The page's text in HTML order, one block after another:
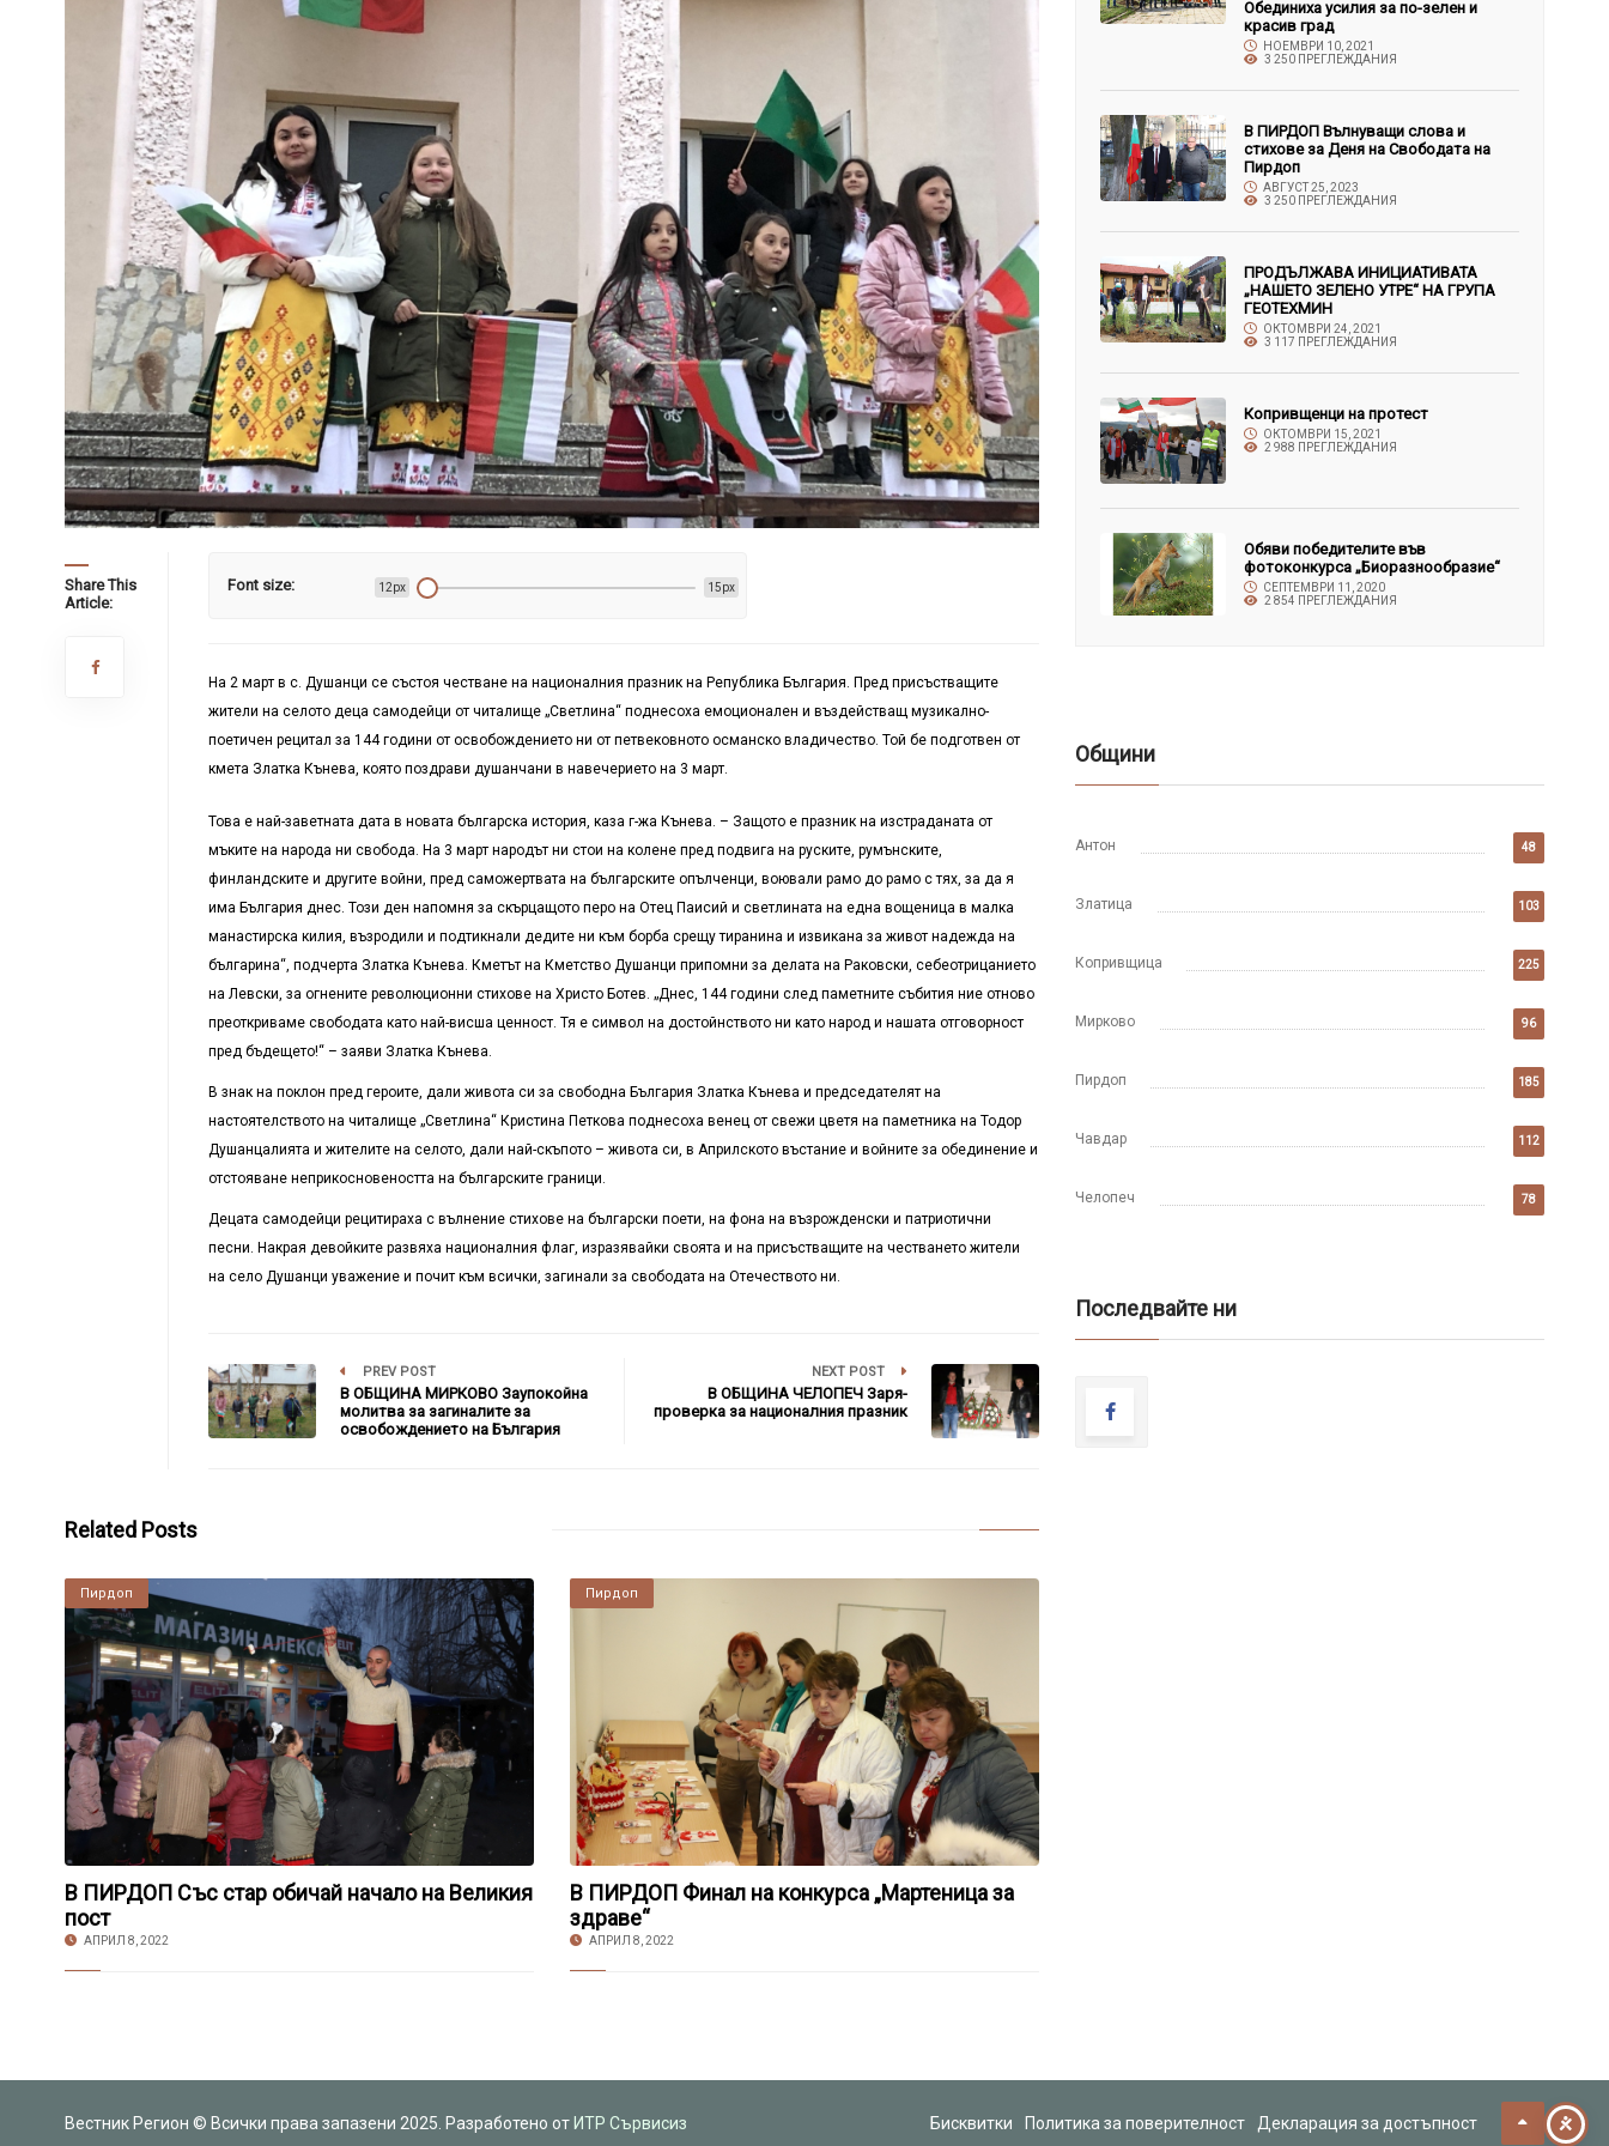
Share This
Article:
Font size: 12px 15px
На 2 март в с. Душанци се състоя честване на националния празник на Република България. Пред присъстващите
жители на селото деца самодейци от читалище „Светлина“ поднесоха емоционален и въздействащ музикално-
поетичен рецитал за 144 години от освобождението ни от петвековното османско владичество. Той бе подготвен от
кмета Златка Кънева, която поздрави душанчани в навечерието на 3 март.
Това е най-заветната дата в новата българска история, каза г-жа Кънева. – Защото е празник на изстраданата от
мъките на народа ни свобода. На 3 март народът ни стои на колене пред подвига на руските, румънските,
финландските и другите войни, пред саможертвата на българските опълченци, воювали рамо до рамо с тях, за да я
има България днес. Този ден напомня за скърцащото перо на Отец Паисий и светлината на една вощеница в малка
манастирска килия, възродили и подтикнали дедите ни към борба срещу тиранина и извикана за живот надежда на
българина“, подчерта Златка Кънева. Кметът на Кметство Душанци припомни за делата на Раковски, себеотрицанието
на Левски, за огнените революционни стихове на Христо Ботев. „Днес, 144 години след паметните събития ние отново
преоткриваме свободата като най-висша ценност. Тя е символ на достойнството ни като народ и нашата отговорност
пред бъдещето!“ – заяви Златка Кънева.
В знак на поклон пред героите, дали живота си за свободна България Златка Кънева и председателят на
настоятелството на читалище „Светлина“ Кристина Петкова поднесоха венец от свежи цветя на паметника на Тодор
Душанцалията и жителите на селото, дали най-скъпото – живота си, в Априлското въстание и войните за обединение и
отстояване неприкосновеността на българските граници.
Децата самодейци рецитираха с вълнение стихове на български поети, на фона на възрожденски и патриотични
песни. Накрая девойките развяха националния флаг, изразявайки своята и на присъстващите на честването жители
на село Душанци уважение и почит към всички, загинали за свободата на Отечеството ни.
PREV POST
В ОБЩИНА МИРКОВО Заупокойна
молитва за загиналите за
освобождението на България
NEXT POST
В ОБЩИНА ЧЕЛОПЕЧ Заря-
проверка за националния празник
Related Posts
Пирдоп
В ПИРДОП Със стар обичай начало на Великия
пост
АПРИЛ 8, 2022
Пирдоп
В ПИРДОП Финал на конкурса „Мартеница за
здраве“
АПРИЛ 8, 2022
Обединиха усилия за по-зелен и
красив град
НОЕМВРИ 10, 2021
3 250 ПРЕГЛЕЖДАНИЯ
В ПИРДОП Вълнуващи слова и
стихове за Деня на Свободата на
Пирдоп
АВГУСТ 25, 2023
3 250 ПРЕГЛЕЖДАНИЯ
ПРОДЪЛЖАВА ИНИЦИАТИВАТА
„НАШЕТО ЗЕЛЕНО УТРЕ“ НА ГРУПА
ГЕОТЕХМИН
ОКТОМВРИ 24, 2021
3 117 ПРЕГЛЕЖДАНИЯ
Копривщенци на протест
ОКТОМВРИ 15, 2021
2 988 ПРЕГЛЕЖДАНИЯ
Обяви победителите във
фотоконкурса „Биоразнообразие“
СЕПТЕМВРИ 11, 2020
2 854 ПРЕГЛЕЖДАНИЯ
Общини
Антон 48
Златица 103
Копривщица 225
Мирково 96
Пирдоп 185
Чавдар 112
Челопеч 78
Последвайте ни
Вестник Регион © Всички права запазени 2025. Разработено от ИТР Сървисиз Бисквитки Политика за поверителност Декларация за достъпност